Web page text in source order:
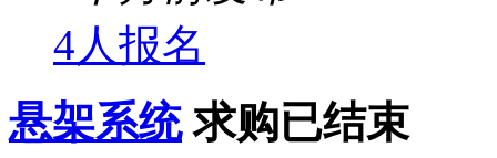
4人报名
悬架系统 求购已结束